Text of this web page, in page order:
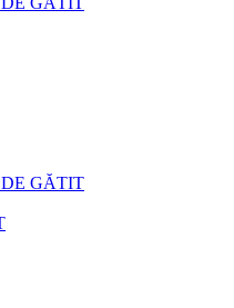
DE GĂTIT